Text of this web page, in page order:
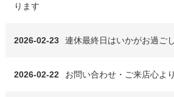
ります
2026-02-23 連休最終日はいかがお過ご
2026-02-22 お問い合わせ・ご来店心よ